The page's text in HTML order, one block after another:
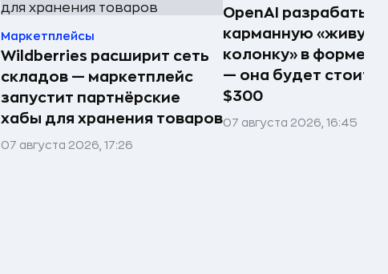
Маркетплейсы
Wildberries расширит сеть
складов — маркетплейс
запустит партнёрские
хабы для хранения товаров
07 августа 2026, 17:26
OpenAI
карманную «живую
колонку» в форме
— она будет стоить
$300
07 августа 2026, 16:45